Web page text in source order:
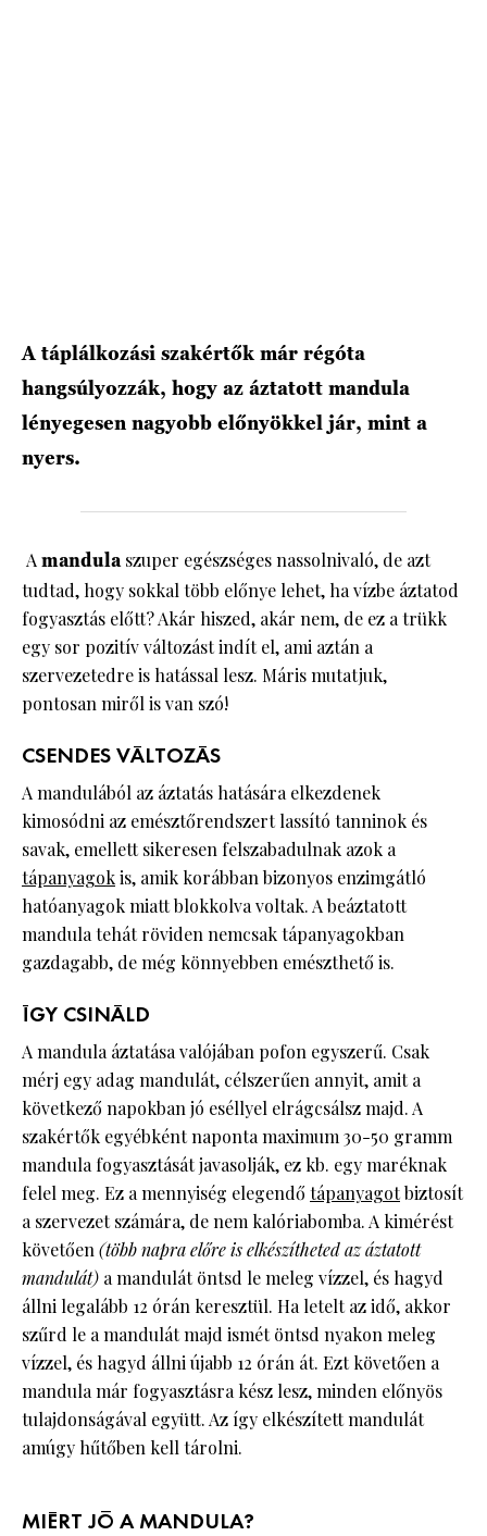
A táplálkozási szakértők már régóta
hangsúlyozzák, hogy az áztatott mandula
lényegesen nagyobb előnyökkel jár, mint a
nyers.
Amandulaszuper egészséges nassolnivaló, de azt
tudtad, hogy sokkal több előnye lehet, ha vízbe áztatod
fogyasztás előtt? Akár hiszed, akár nem, de ez a trükk
egy sor pozitív változást indít el, ami aztán a
szervezetedre is hatással lesz. Máris mutatjuk,
pontosan miről is van szó!
CSENDES VÁLTOZÁS
A mandulából az áztatás hatására elkezdenek
kimosódni az emésztőrendszert lassító tanninok és
savak, emellett sikeresen felszabadulnak azok a
tápanyagokis, amik korábban bizonyos enzimgátló
hatóanyagok miatt blokkolva voltak. A beáztatott
mandula tehát röviden nemcsak tápanyagokban
gazdagabb, de még könnyebben emészthető is.
ÍGY CSINÁLD
A mandula áztatása valójában pofon egyszerű. Csak
mérj egy adag mandulát, célszerűen annyit, amit a
következő napokban jó eséllyel elrágcsálsz majd. A
szakértők egyébként naponta maximum 30-50 gramm
mandula fogyasztását javasolják, ez kb. egy maréknak
felel meg. Ez a mennyiség elegendő tápanyagotbiztosít
a szervezet számára, de nem kalóriabomba. A kimérést
követően(több napra előre is elkészítheted az áztatott
mandulát) a mandulát öntsd le meleg vízzel, és hagyd
állni legalább 12 órán keresztül. Ha letelt az idő, akkor
szűrd le a mandulát majd ismét öntsd nyakon meleg
vízzel, és hagyd állni újabb 12 órán át. Ezt követően a
mandula már fogyasztásra kész lesz, minden előnyös
tulajdonságával együtt. Az így elkészített mandulát
amúgy hűtőben kell tárolni.
MIÉRT JÓ A MANDULA?